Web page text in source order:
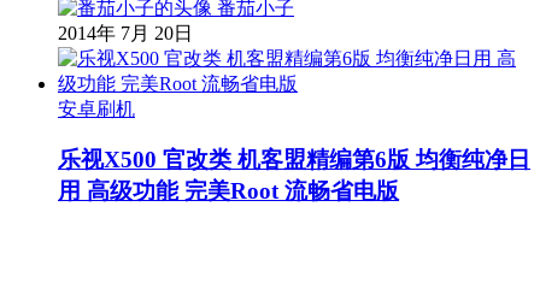
番茄小子
2014年 7月 20日
安卓刷机
乐视X500 官改类 机客盟精编第6版 均衡纯净日
用 高级功能 完美Root 流畅省电版